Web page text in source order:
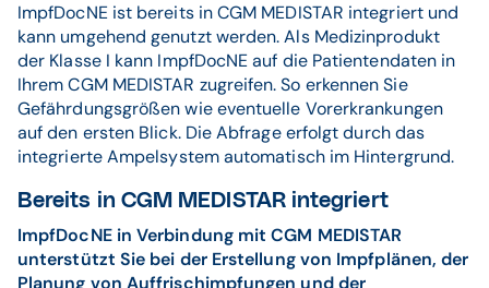
ImpfDocNE ist bereits in CGM MEDISTAR integriert und
kann umgehend genutzt werden. Als Medizinprodukt
der Klasse I kann ImpfDocNE auf die Patientendaten in
Ihrem CGM MEDISTAR zugreifen. So erkennen Sie
Gefährdungsgrößen wie eventuelle Vorerkrankungen
auf den ersten Blick. Die Abfrage erfolgt durch das
integrierte Ampelsystem automatisch im Hintergrund.
Bereits in CGM MEDISTAR integriert
ImpfDocNE in Verbindung mit CGM MEDISTAR
unterstützt Sie bei der Erstellung von Impfplänen, der
Planung von Auffrischimpfungen und der